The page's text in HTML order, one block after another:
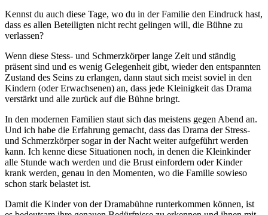
Kennst du auch diese Tage, wo du in der Familie den Eindruck hast,
dass es allen Beteiligten nicht recht gelingen will, die Bühne zu
verlassen?
Wenn diese Stess- und Schmerzkörper lange Zeit und ständig
präsent sind und es wenig Gelegenheit gibt, wieder den entspannten
Zustand des Seins zu erlangen, dann staut sich meist soviel in den
Kindern (oder Erwachsenen) an, dass jede Kleinigkeit das Drama
verstärkt und alle zurück auf die Bühne bringt.
In den modernen Familien staut sich das meistens gegen Abend an.
Und ich habe die Erfahrung gemacht, dass das Drama der Stress-
und Schmerzkörper sogar in der Nacht weiter aufgeführt werden
kann. Ich kenne diese Situationen noch, in denen die Kleinkinder
alle Stunde wach werden und die Brust einfordern oder Kinder
krank werden, genau in den Momenten, wo die Familie sowieso
schon stark belastet ist.
Damit die Kinder von der Dramabühne runterkommen können, ist